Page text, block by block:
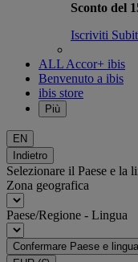
Sconto del
Iscriviti
ALL Accor+ ibis
Benvenuto a ibis
ibis store
Più
EN
Indietro
Selezionare il Paese e la
Zona geografica
Paese/Regione - Lingua
Confermare Paese e lingua